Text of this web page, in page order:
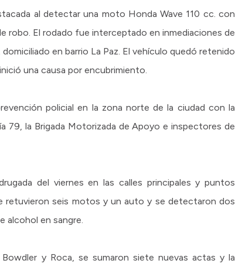
al detectar una moto Honda Wave 110 cc. con
robo. El rodado fue interceptado en inmediaciones de
en barrio La Paz. El vehículo quedó retenido
una causa por encubrimiento.
policial en la zona norte de la ciudad con la
79, la Brigada Motorizada de Apoyo e inspectores de
del viernes en las calles principales y puntos
retuvieron seis motos y un auto y se detectaron dos
alcohol en sangre.
y Roca, se sumaron siete nuevas actas y la